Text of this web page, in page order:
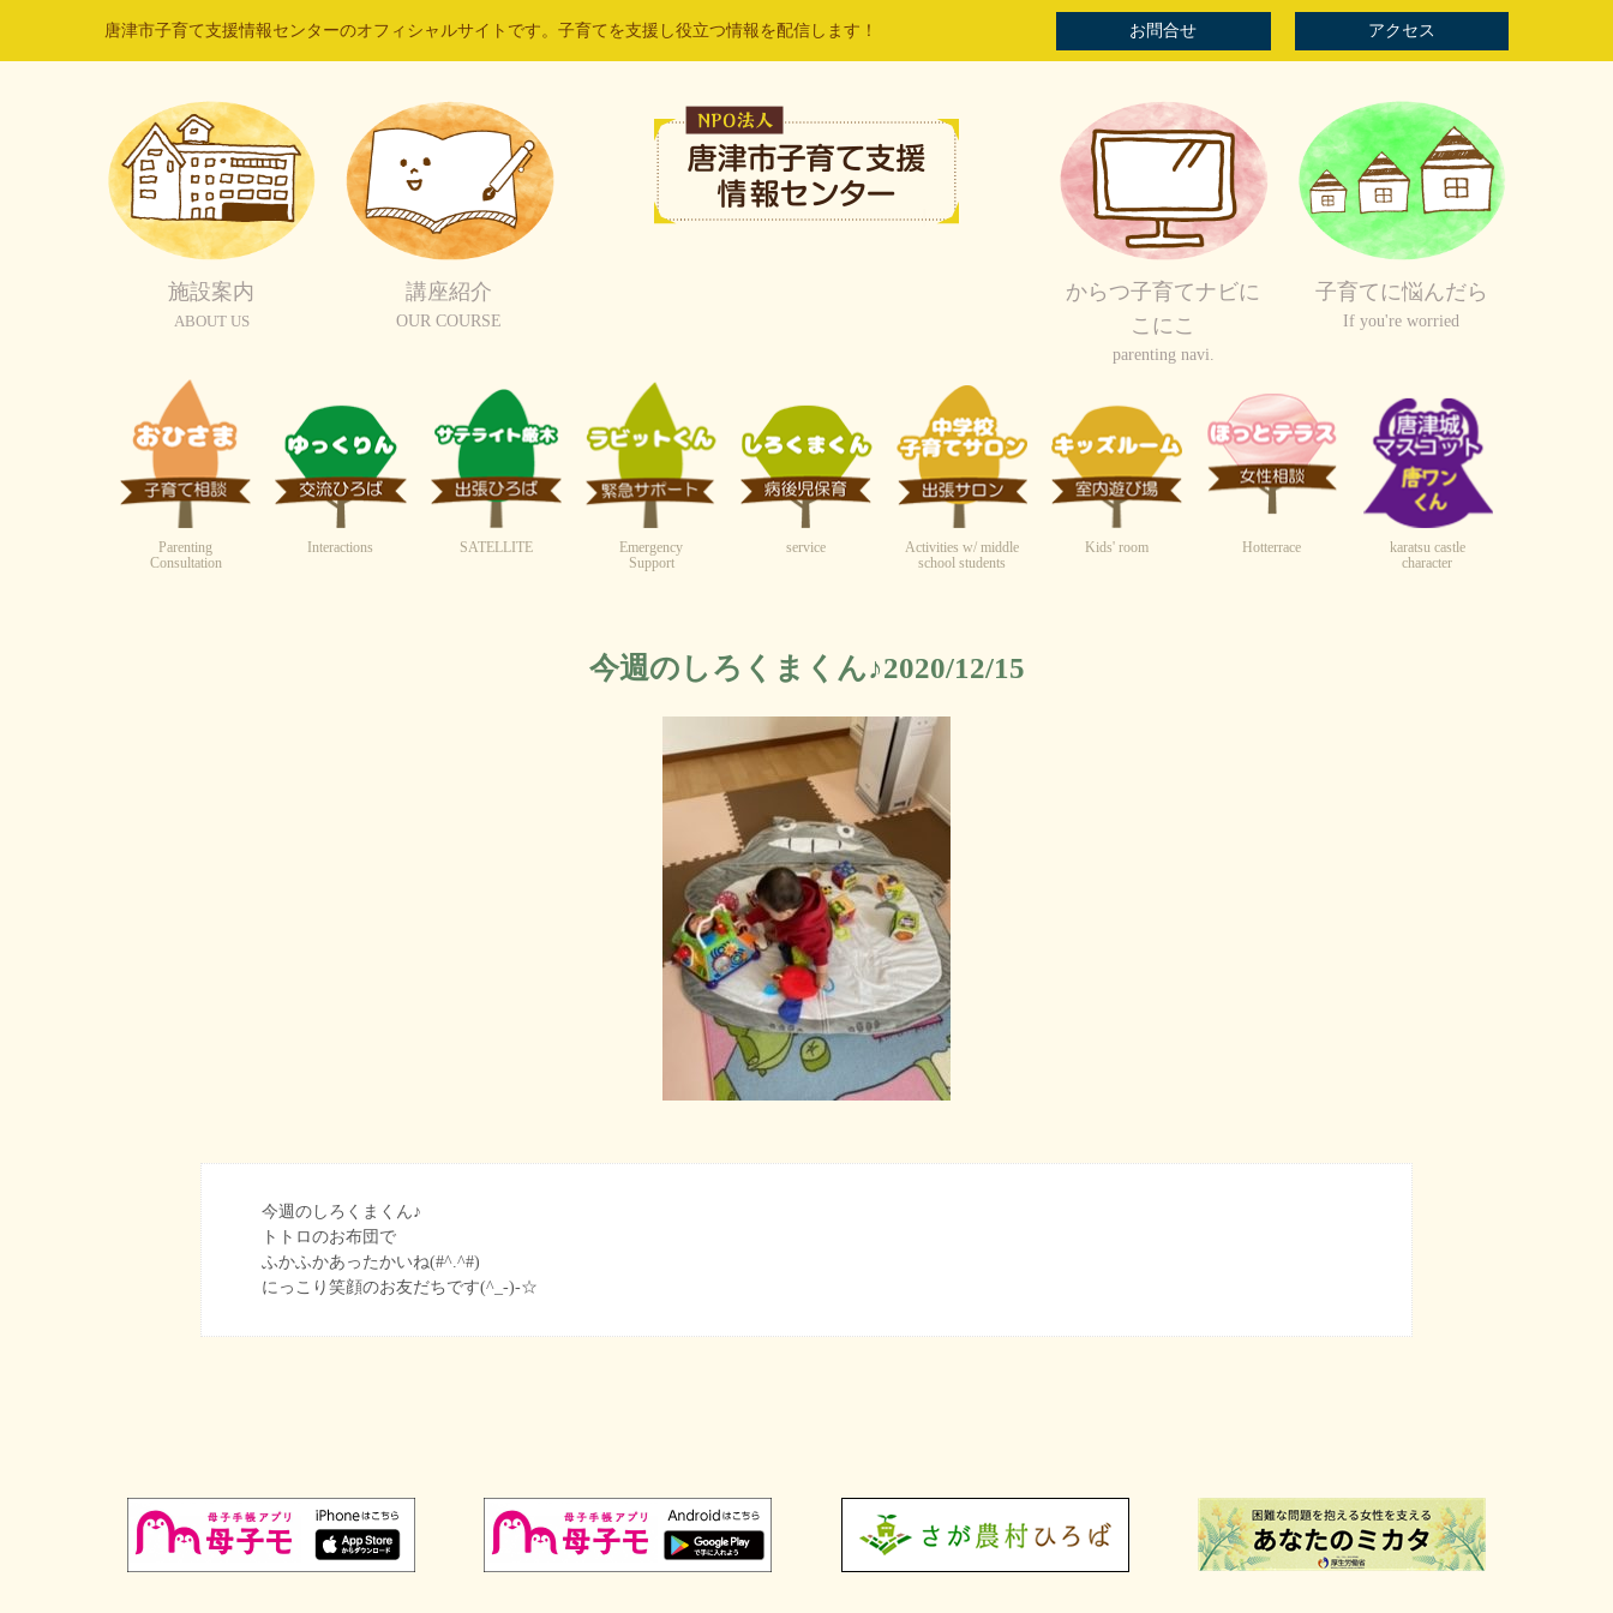
唐津市子育て支援情報センターのオフィシャルサイトです。子育てを支援し役立つ情報を配信します！ お問合せ アクセス
施設案内
ABOUT US
講座紹介
OUR COURSE
からつ子育てナビに
こにこ
parenting navi.
子育てに悩んだら
If you're worried
Parenting
Consultation
Interactions SATELLITE
Emergency
Support
service
Activities w/ middle
school students
Kids' room Hotterrace
karatsu castle
character
今週のしろくまくん♪2020/12/15
今週のしろくまくん♪
トトロのお布団で
ふかふかあったかいね(#^.^#)
にっこり笑顔のお友だちです(^_-)-☆